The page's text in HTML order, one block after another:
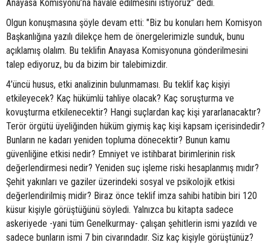
Anayasa Komisyonu’na havale edilmesini istiyoruz” dedi.
Olgun konuşmasına şöyle devam etti: "Biz bu konuları hem Komisyon
Başkanlığına yazılı dilekçe hem de önergelerimizle sunduk, bunu
açıklamış olalım. Bu teklifin Anayasa Komisyonuna gönderilmesini
talep ediyoruz, bu da bizim bir talebimizdir.
4’üncü husus, etki analizinin bulunmaması. Bu teklif kaç kişiyi
etkileyecek? Kaç hükümlü tahliye olacak? Kaç soruşturma ve
kovuşturma etkilenecektir? Hangi suçlardan kaç kişi yararlanacaktır?
Terör örgütü üyeliğinden hüküm giymiş kaç kişi kapsam içerisindedir?
Bunların ne kadarı yeniden topluma dönecektir? Bunun kamu
güvenliğine etkisi nedir? Emniyet ve istihbarat birimlerinin risk
değerlendirmesi nedir? Yeniden suç işleme riski hesaplanmış mıdır?
Şehit yakınları ve gaziler üzerindeki sosyal ve psikolojik etkisi
değerlendirilmiş midir? Biraz önce teklif imza sahibi hatibin biri 120
küsur kişiyle görüştüğünü söyledi. Yalnızca bu kitapta sadece
askeriyede -yani tüm Genelkurmay- çalışan şehitlerin ismi yazıldı ve
sadece bunların ismi 7 bin civarındadır. Siz kaç kişiyle görüştünüz?